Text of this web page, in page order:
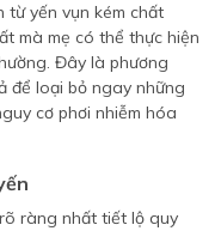
từ yến vụn kém chất
mà mẹ có thể thực hiện
Đây là phương
để loại bỏ ngay những
cơ phơi nhiễm hóa
ràng nhất tiết lộ quy